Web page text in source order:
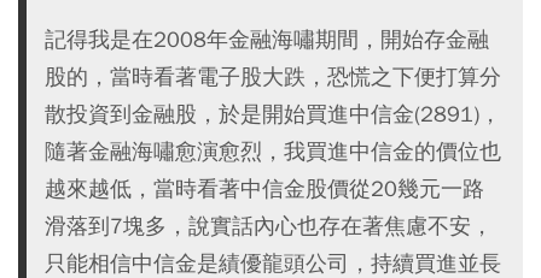
記得我是在2008年金融海嘯期間，開始存金融
股的，當時看著電子股大跌，恐慌之下便打算分
散投資到金融股，於是開始買進中信金(2891)，
隨著金融海嘯愈演愈烈，我買進中信金的價位也
越來越低，當時看著中信金股價從20幾元一路
滑落到7塊多，說實話內心也存在著焦慮不安，
只能相信中信金是績優龍頭公司，持續買進並長